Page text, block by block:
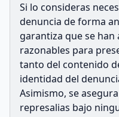
Si lo consideras
denuncia de forma
garantiza que se
razonables para
tanto del contenido
identidad del
Asimismo, se
represalias bajo